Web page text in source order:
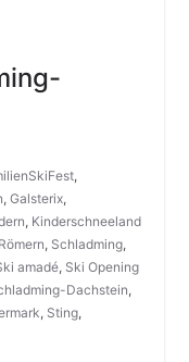
,
, Galsterix,
, Kinderschneeland
Römern, Schladming,
amadé, Ski Opening
Dachstein,
, Sting,